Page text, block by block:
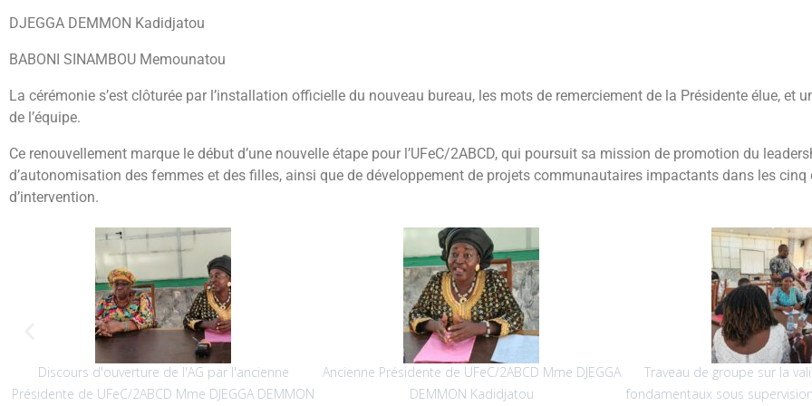
DJEGGA DEMMON Kadidjatou
BABONI SINAMBOU Memounatou
La cérémonie s’est clôturée par l’installation officielle du nouveau bureau, les mots de remerciement de la Présidente élue, et
de l’équipe.
Ce renouvellement marque le début d’une nouvelle étape pour l’UFeC/2ABCD, qui poursuit sa mission de promotion du
d’autonomisation des femmes et des filles, ainsi que de développement de projets communautaires impactants dans les cinq
d’intervention.
de l'AG par l'ancienne
Mme DJEGGA DEMMON
Ancienne Présidente de UFeC/2ABCD Mme DJEGGA
DEMMON Kadidjatou
Traveau de groupe sur la validation des textes
fondamentaux sous supervision du Coordinateur de